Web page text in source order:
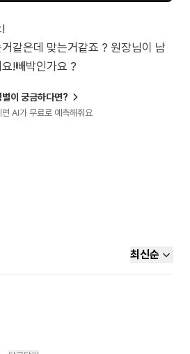
같은데 맞는거같죠 ? 원장님이 남
!빼박인가요 ?
이 궁금하다면?
AI가 무료로 예측해줘요
최신순